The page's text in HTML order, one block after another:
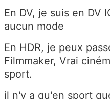
En DV, je suis en DV
aucun mode
En HDR, je peux
Filmmaker, Vrai
sport.
il n'y a qu'en sport